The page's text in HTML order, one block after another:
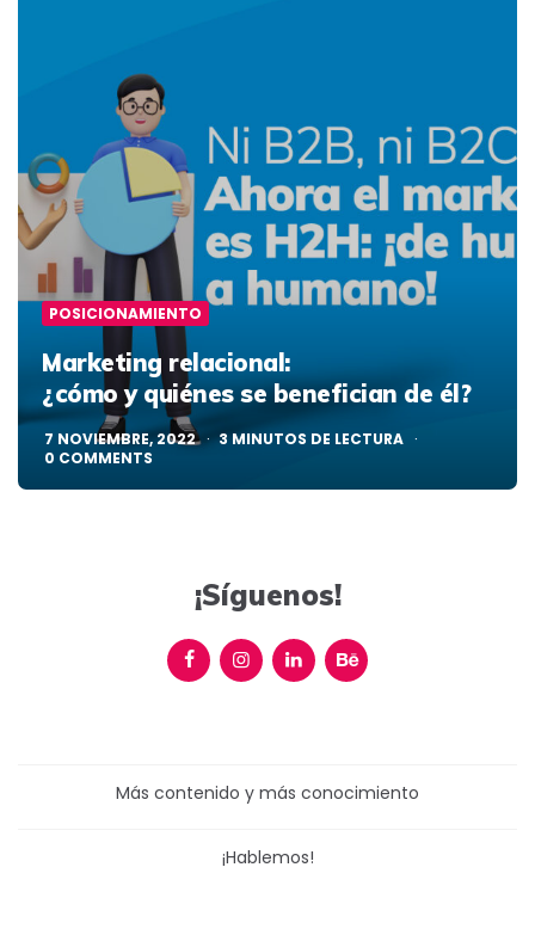
POSICIONAMIENTO
Marketing relacional:
¿cómo y quiénes se benefician de él?
7 NOVIEMBRE, 2022 3MINUTOS DE LECTURA
0 COMMENTS
¡Síguenos!
Más contenido y más conocimiento
¡Hablemos!